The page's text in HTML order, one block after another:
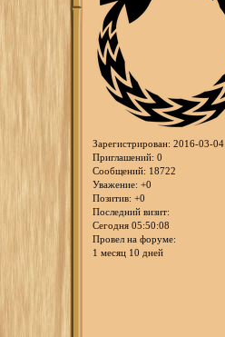
Зарегистрирован: 2016-03-04
Приглашений: 0
Сообщений: 18722
Уважение: +0
Позитив: +0
Последний визит:
Сегодня 05:50:08
Провел на форуме:
1 месяц 10 дней